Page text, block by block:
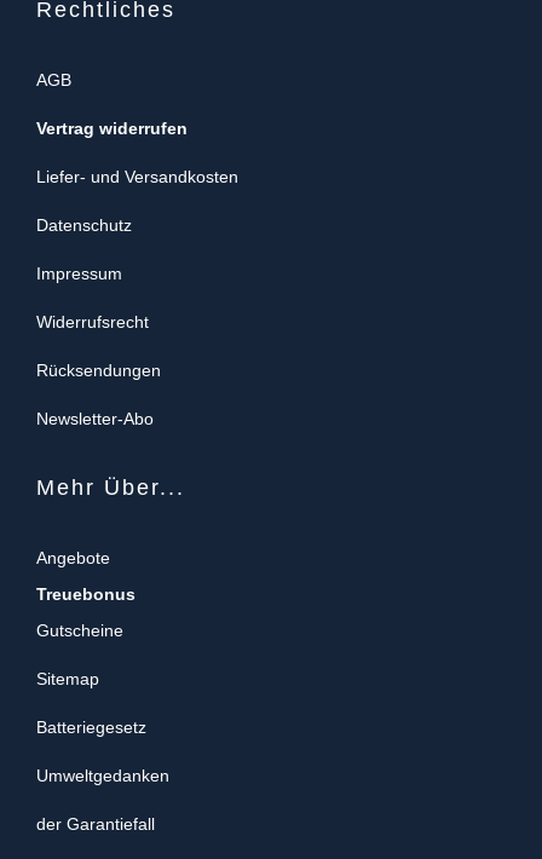
Rechtliches
AGB
Vertrag widerrufen
Liefer- und Versandkosten
Datenschutz
Impressum
Widerrufsrecht
Rücksendungen
Newsletter-Abo
Mehr Über...
Angebote
Treuebonus
Gutscheine
Sitemap
Batteriegesetz
Umweltgedanken
der Garantiefall